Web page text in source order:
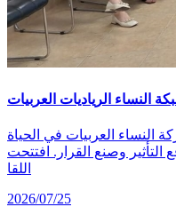
النساء العربيات في الحياة
وصنع القرار. افتتحت
اللقا
2026/07/25